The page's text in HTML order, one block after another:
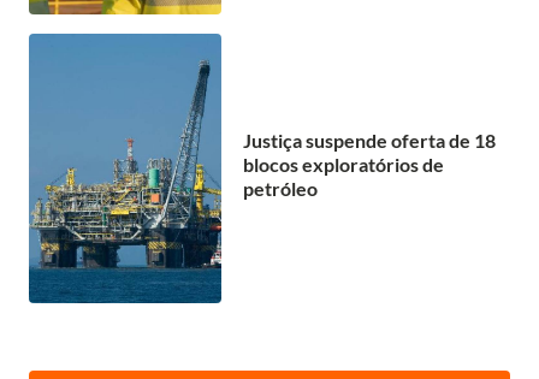
Justiça suspende oferta de 18
blocos exploratórios de
petróleo